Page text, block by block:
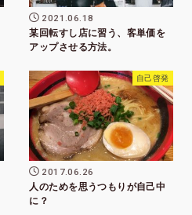
2021.06.18
某回転すし店に習う、客単価を
アップさせる方法。
自己啓発
2017.06.26
人のためを思うつもりが自己中
に？